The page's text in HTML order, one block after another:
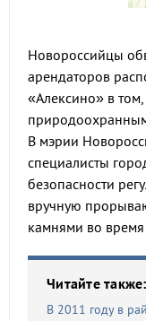
Новороссийцы
арендаторов
«Алексино» в том,
В мэрии
специалисты
безопасности
вручную
камнями во
Читайте также:
В 2011 году в